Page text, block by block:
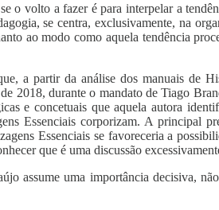
o volto a fazer é para interpelar a
se centra, exclusivamente, na
ao modo como aquela tendência
a partir da análise dos manuais de
2018, durante o mandato de Tiago
e concetuais que aquela autora
Essenciais corporizam. A principal
Essenciais se favoreceria a
que é uma discussão
assume uma importância decisiva,